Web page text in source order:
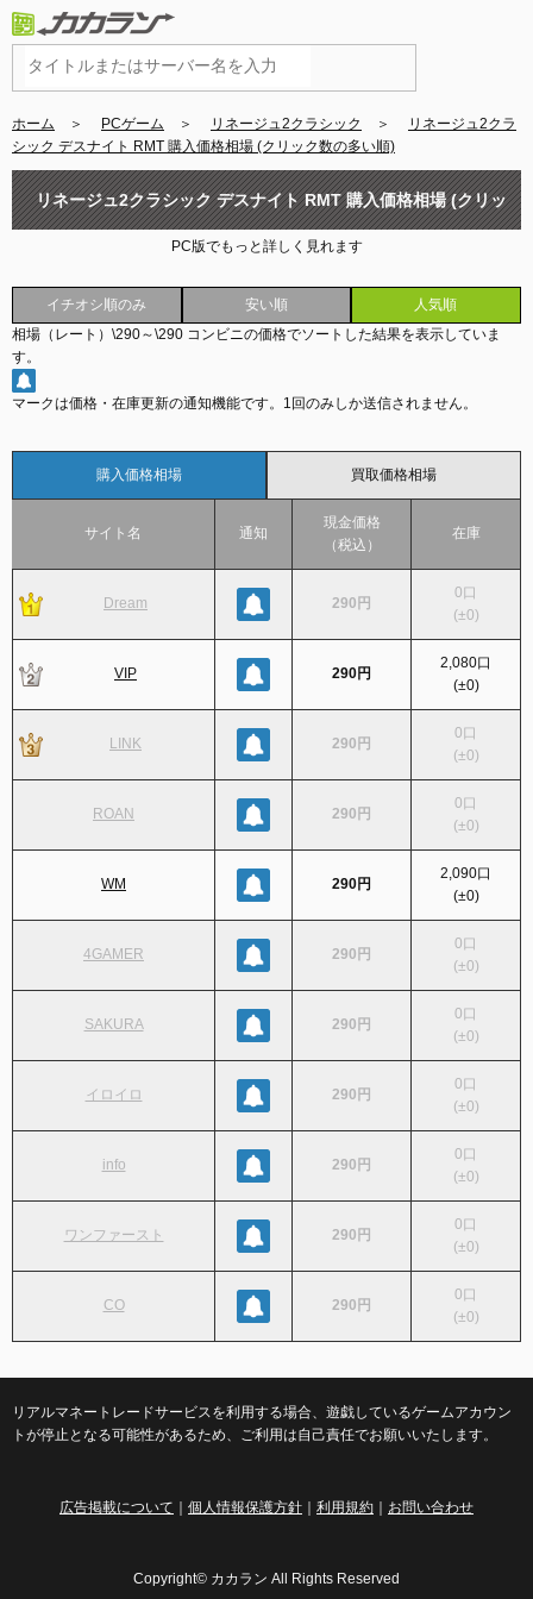
ホーム ＞ PCゲーム ＞ リネージュ2クラシック ＞
リネージュ2クラ
シック デスナイト RMT 購入価格相場 (クリック数の多い順)
リネージュ2クラシック デスナイト RMT 購入価格相場 (クリッ
PC版でもっと詳しく見れます
イチオシ順のみ 安い順
人気順
相場（レート） \290～\290 コンビニの価格でソートした結果を表示していま
す。
マークは価格・在庫更新の通知機能です。 1回のみしか送信されません。
購入価格相場 買取価格相場
サイト名 通知
現金価格
（税込）
在庫
Dream 290円
0 口
(±0)
VIP 290円
2,080口
(±0)
LINK 290円
0 口
(±0)
ROAN 290円
0 口
(±0)
WM 290円
2,090口
(±0)
4GAMER 290円
0 口
(±0)
SAKURA 290円
0 口
(±0)
イロイロ 290円
0 口
(±0)
info 290円
0 口
(±0)
ワンファースト 290円
0 口
(±0)
CO 290円
0 口
(±0)
リアルマネートレードサービスを利用する場合、遊戯しているゲームアカウン
トが停止となる可能性があるため、ご利用は自己責任でお願いいたします。
広告掲載について 個人情報保護方針 利用規約 お問い合わせ
Copyright© カカラン All Rights Reserved